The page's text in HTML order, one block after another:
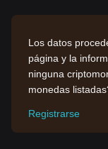
Los datos
página y la
ninguna
monedas
Registrarse